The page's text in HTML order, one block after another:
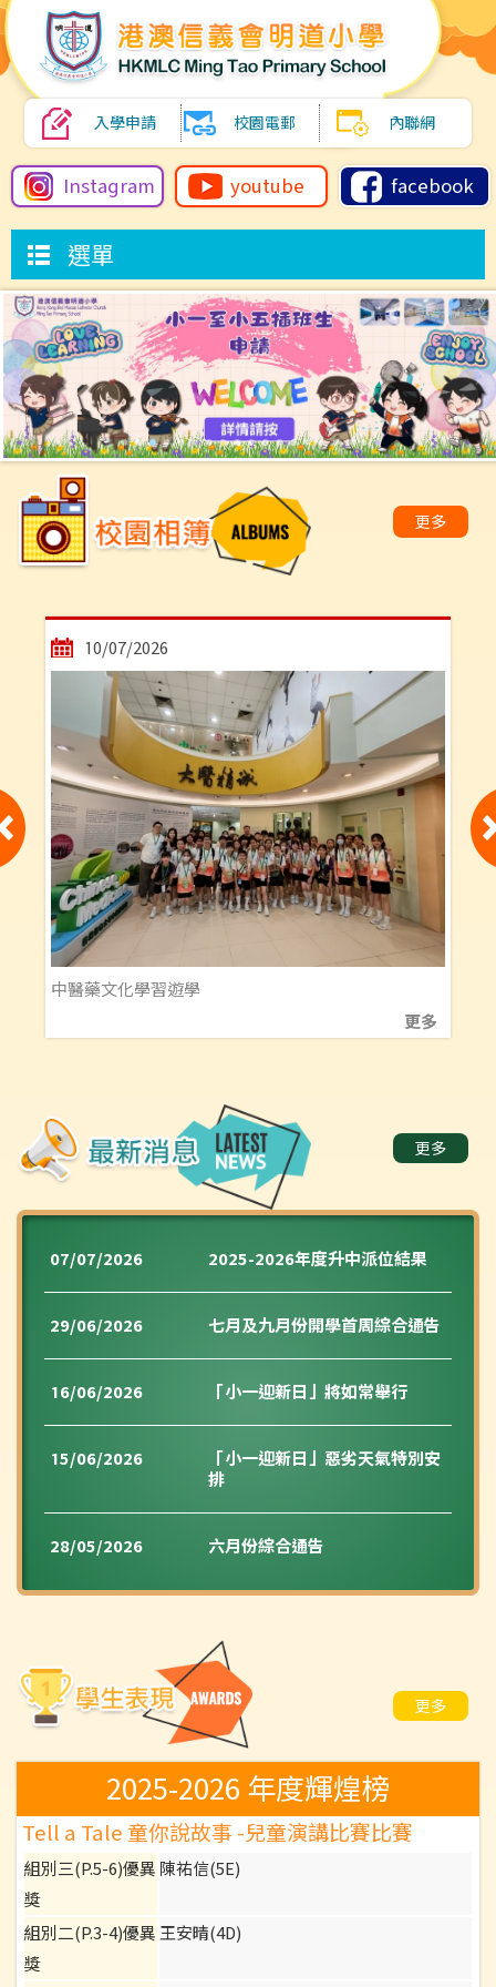
入學申請 校園電郵 內聯網
Instagram youtube facebook
選單
更多
10/07/2026
中醫藥文化學習遊學
更多
更多
07/07/2026 2025-2026年度升中派位結果
29/06/2026 七月及九月份開學首周綜合通告
16/06/2026 「小一迎新日」將如常舉行
15/06/2026
「小一迎新日」惡劣天氣特別安
排
28/05/2026 六月份綜合通告
更多
2025-2026 年度輝煌榜
Tell a Tale 童你說故事 -兒童演講比賽比賽
組別三(P.5-6)優異
獎
陳祐信(5E)
組別二(P.3-4)優異
獎
王安晴(4D)